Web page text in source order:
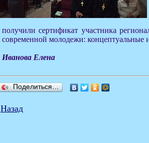
получили сертификат участника
современной молодежи: концептуальные
Иванова Елена
Поделиться…
Назад